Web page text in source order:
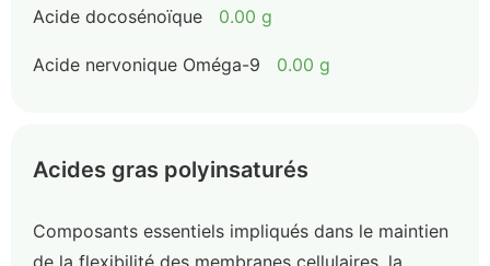
Acide docosénoïque 0.00 g
Acide nervonique Oméga-9 0.00 g
Acides gras polyinsaturés
Composants essentiels impliqués dans le maintien
de la flexibilité des membranes cellulaires, la